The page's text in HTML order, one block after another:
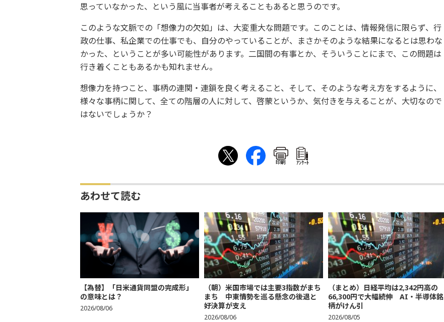
思っていなかった、という風に当事者が考えることもあると思うのです。
このような文脈での「想像力の欠如」は、大変重大な問題です。このことは、情報発信に限らず、行
政の仕事、私企業での仕事でも、自分のやっていることが、まさかそのような結果になるとは思わな
かった、ということが多い可能性があります。二国間の有事とか、そういうことにまで、この問題は
行き着くこともあるかも知れません。
想像力を持つこと、事柄の連関・連鎖を良く考えること、そして、そのような考え方をするように、
様々な事柄に関して、全ての階層の人に対して、啓蒙というか、気付きを与えることが、大切なので
はないでしょうか？
印刷 ｱﾝｹｰﾄ
あわせて読む
【為替】「日米通貨同盟の完成形」
の意味とは？
2026/08/06
（朝）米国市場では主要3指数がまち
まち 中東情勢を巡る懸念の後退と
好決算が支え
2026/08/06
（まとめ）日経平均は2,342円高の
66,300円で大幅続伸 AI・半導体銘
柄がけん引
2026/08/05